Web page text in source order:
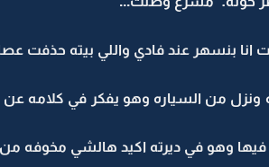
بنسهر عند فادي واللي بيته حذفت
ونزل من السياره وهو يفكر في كلامه عن
وهو في ديرته اكيد هالشي مخوفه من